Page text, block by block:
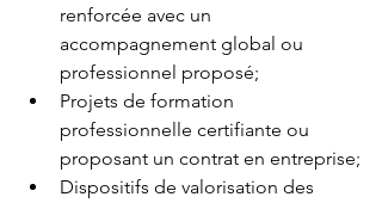
renforcée avec un
accompagnement global ou
professionnel proposé;
Projets de formation
professionnelle certifiante ou
proposant un contrat en entreprise;
Dispositifs de valorisation des